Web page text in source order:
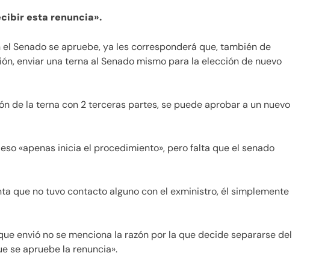
esta renuncia».
Senado se apruebe, ya les corresponderá que, también de
enviar una terna al Senado mismo para la elección de nuevo
de la terna con 2 terceras partes, se puede aprobar a un nuevo
«apenas inicia el procedimiento», pero falta que el senado
que no tuvo contacto alguno con el exministro, él simplemente
envió no se menciona la razón por la que decide separarse del
se apruebe la renuncia».